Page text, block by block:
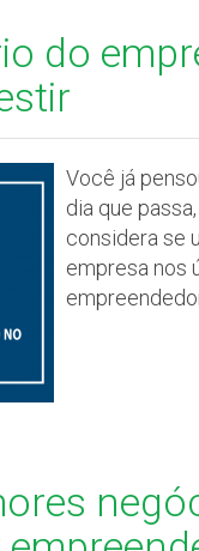
do
Você já
dia que
considera se
empresa nos